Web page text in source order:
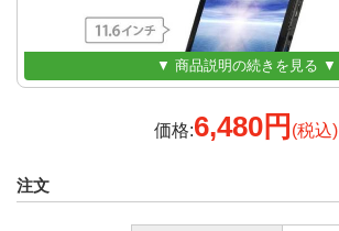
▼ 商品説明の続きを見る ▼
価格:6,480円 (税込)
注文